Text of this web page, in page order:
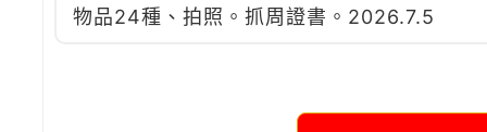
物品24種、拍照。抓周證書。2026.7.5